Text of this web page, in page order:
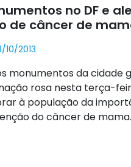
no DF e
de câncer de
10/2013
monumentos da cidade
rosa nesta terça-
à população da
do câncer de mama.